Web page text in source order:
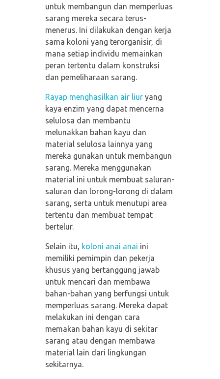
untuk membangun dan memperluas
sarang mereka secara terus-
menerus. Ini dilakukan dengan kerja
sama koloni yang terorganisir, di
mana setiap individu memainkan
peran tertentu dalam konstruksi
dan pemeliharaan sarang.
Rayap menghasilkan air liuryang
kaya enzim yang dapat mencerna
selulosa dan membantu
melunakkan bahan kayu dan
material selulosa lainnya yang
mereka gunakan untuk membangun
sarang. Mereka menggunakan
material ini untuk membuat saluran-
saluran dan lorong-lorong di dalam
sarang, serta untuk menutupi area
tertentu dan membuat tempat
bertelur.
Selain itu, koloni anai anai ini
memiliki pemimpin dan pekerja
khusus yang bertanggung jawab
untuk mencari dan membawa
bahan-bahan yang berfungsi untuk
memperluas sarang. Mereka dapat
melakukan ini dengan cara
memakan bahan kayu di sekitar
sarang atau dengan membawa
material lain dari lingkungan
sekitarnya.